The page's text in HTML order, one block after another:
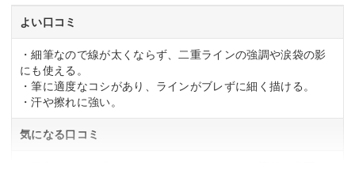
よい口コミ
・細筆なので線が太くならず、二重ラインの強調や涙袋の影
にも使える。
・筆に適度なコシがあり、ラインがブレずに細く描ける。
・汗や擦れに強い。
気になる口コミ